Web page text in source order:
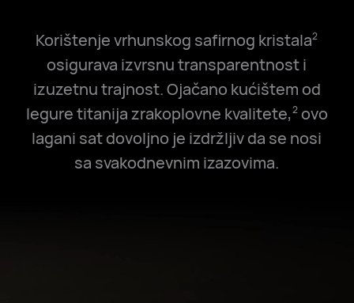
Korištenje vrhunskog safirnog kristala2
osigurava izvrsnu transparentnost i
izuzetnu trajnost. Ojačano kućištem od
legure titanija zrakoplovne kvalitete,2ovo
lagani sat dovoljno je izdržljiv da se nosi
sa svakodnevnim izazovima.